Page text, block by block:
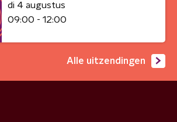
di 4 augustus
09:00 - 12:00
Alle uitzendingen